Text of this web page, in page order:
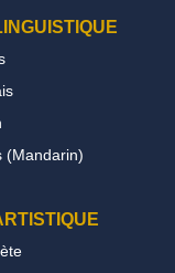
(Mandarin)